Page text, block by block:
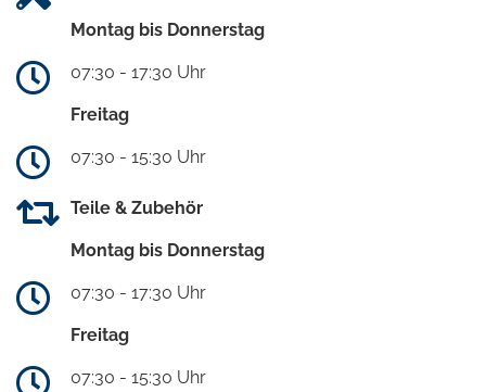
Montag bis Donnerstag
07:30 - 17:30 Uhr
Freitag
07:30 - 15:30 Uhr
Teile & Zubehör
Montag bis Donnerstag
07:30 - 17:30 Uhr
Freitag
07:30 - 15:30 Uhr